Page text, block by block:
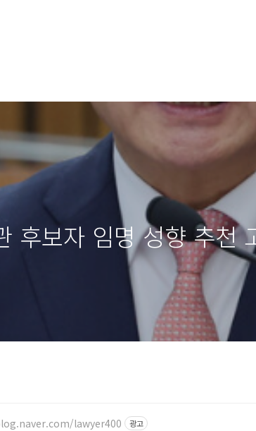
후보자 임명 성향 추천
lawyer400 광고